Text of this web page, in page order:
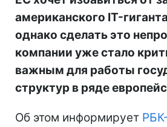
американского IT-
однако сделать это
компании уже стало
важным для работы
структур в ряде
Об этом информирует